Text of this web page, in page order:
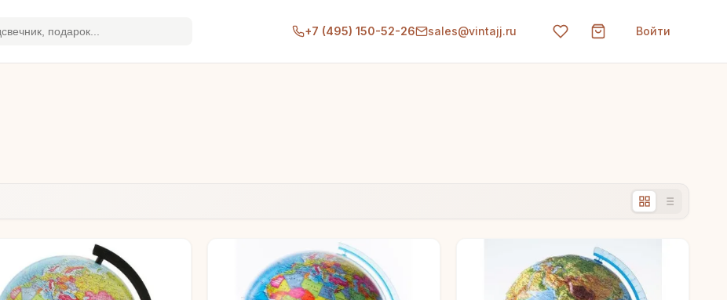
+7 (495) 150-52-26 sales@vintajj.ru Войти